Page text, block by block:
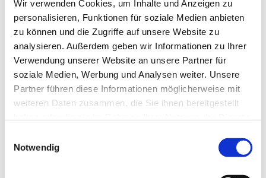
Wir verwenden Cookies, um Inhalte und Anzeigen zu
personalisieren, Funktionen für soziale Medien anbieten
zu können und die Zugriffe auf unsere Website zu
analysieren. Außerdem geben wir Informationen zu Ihrer
Verwendung unserer Website an unsere Partner für
soziale Medien, Werbung und Analysen weiter. Unsere
Partner führen diese Informationen möglicherweise mit
weiteren Daten zusammen, die Sie ihnen bereitgestellt
Notwendig
Was genau digitaler Nachlass bedeutet, zeigen wir
Ihnen in einem kurzen Film.
Hier geht es zum Film